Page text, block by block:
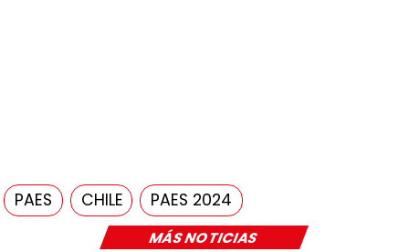
MÁS NOTICIAS
PAES CHILE PAES 2024